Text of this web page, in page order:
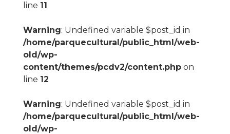
line 11
Warning: Undefined variable $post_id in
/home/parquecultural/public_html/web-
old/wp-
content/themes/pcdv2/content.phpon
line 12
Warning: Undefined variable $post_id in
/home/parquecultural/public_html/web-
old/wp-